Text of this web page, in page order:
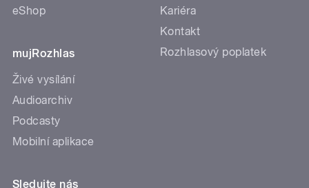
eShop
mujRozhlas
Živé vysílání
Audioarchiv
Podcasty
Mobilní aplikace
Kariéra
Kontakt
Rozhlasový poplatek
Sledujte nás